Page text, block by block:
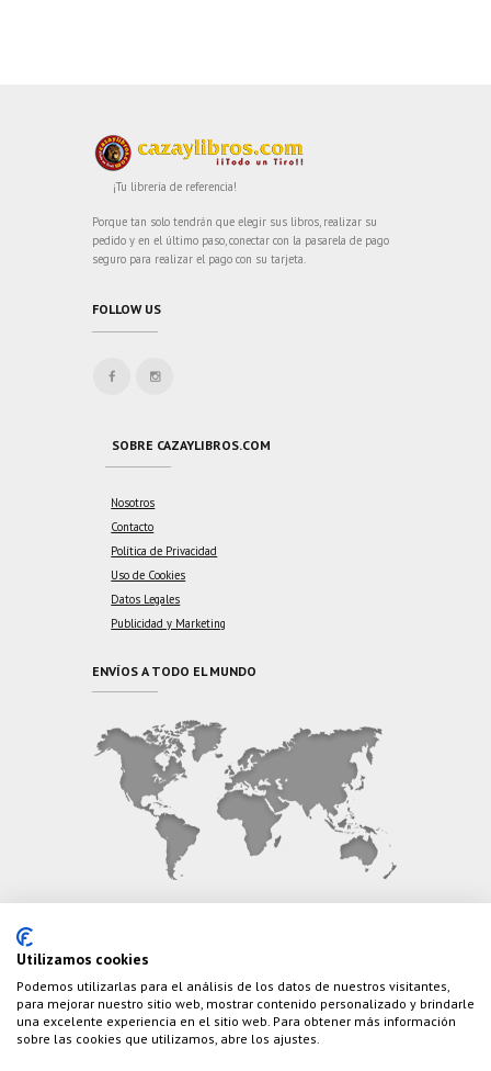
¡Tu librería de referencia!
Porque tan solo tendrán que elegir sus libros, realizar su
pedido y en el último paso, conectar con la pasarela de pago
seguro para realizar el pago con su tarjeta.
FOLLOW US
SOBRE CAZAYLIBROS.COM
Nosotros
Contacto
Política de Privacidad
Uso de Cookies
Datos Legales
Publicidad y Marketing
ENVÍOS A TODO EL MUNDO
Teléfono: (+34) 626 495 499
E-Mail: info@cazaylibros.com
Utilizamos cookies
Podemos utilizarlas para el análisis de los datos de nuestros visitantes,
para mejorar nuestro sitio web, mostrar contenido personalizado y brindarle
una excelente experiencia en el sitio web. Para obtener más información
sobre las cookies que utilizamos, abre los ajustes.